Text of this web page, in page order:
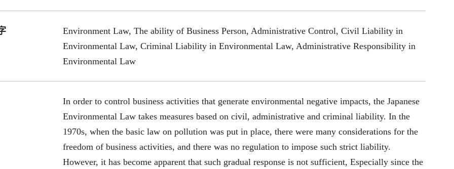
Environment Law, The ability of Business Person, Administrative Control, Civil Liability in
Environmental Law, Criminal Liability in Environmental Law, Administrative Responsibility in
Environmental Law
In order to control business activities that generate environmental negative impacts, the Japanese
Environmental Law takes measures based on civil, administrative and criminal liability. In the
1970s, when the basic law on pollution was put in place, there were many considerations for the
freedom of business activities, and there was no regulation to impose such strict liability.
However, it has become apparent that such gradual response is not sufficient, Especially since the